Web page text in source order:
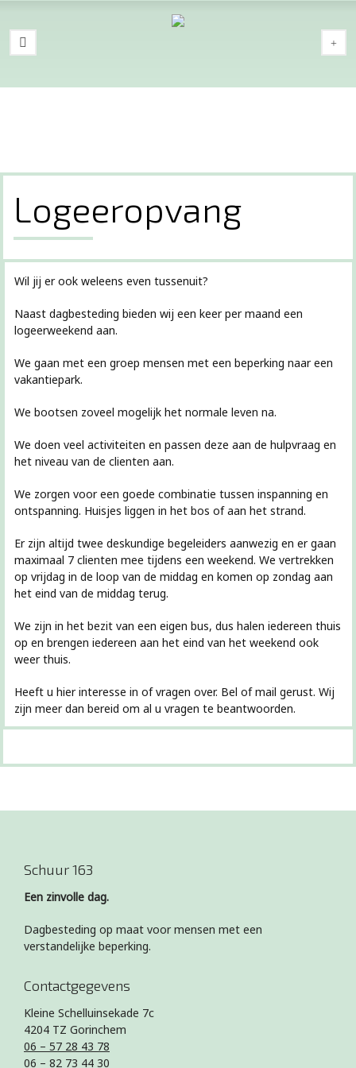
Logeeropvang
Wil jij er ook weleens even tussenuit?
Naast dagbesteding bieden wij een keer per maand een
logeerweekend aan.
We gaan met een groep mensen met een beperking naar een
vakantiepark.
We bootsen zoveel mogelijk het normale leven na.
We doen veel activiteiten en passen deze aan de hulpvraag en
het niveau van de clienten aan.
We zorgen voor een goede combinatie tussen inspanning en
ontspanning. Huisjes liggen in het bos of aan het strand.
Er zijn altijd twee deskundige begeleiders aanwezig en er gaan
maximaal 7 clienten mee tijdens een weekend. We vertrekken
op vrijdag in de loop van de middag en komen op zondag aan
het eind van de middag terug.
We zijn in het bezit van een eigen bus, dus halen iedereen thuis
op en brengen iedereen aan het eind van het weekend ook
weer thuis.
Heeft u hier interesse in of vragen over. Bel of mail gerust. Wij
zijn meer dan bereid om al u vragen te beantwoorden.
Schuur 163
Een zinvolle dag.
Dagbesteding op maat voor mensen met een
verstandelijke beperking.
Contactgegevens
Kleine Schelluinsekade 7c
4204 TZ Gorinchem
06 – 57 28 43 78
06 – 82 73 44 30